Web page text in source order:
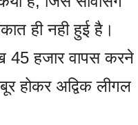
ही नही हुई है।
45 हजार वापस करने
होकर अद्विक लीगल